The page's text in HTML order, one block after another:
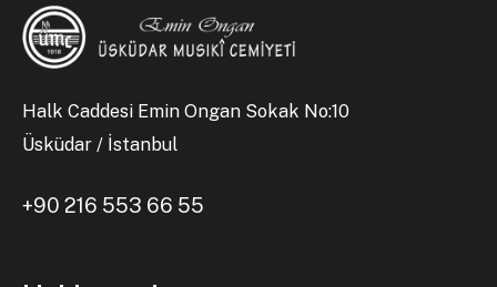
Halk Caddesi Emin Ongan Sokak No:10
Üsküdar / İstanbul
+90 216 553 66 55